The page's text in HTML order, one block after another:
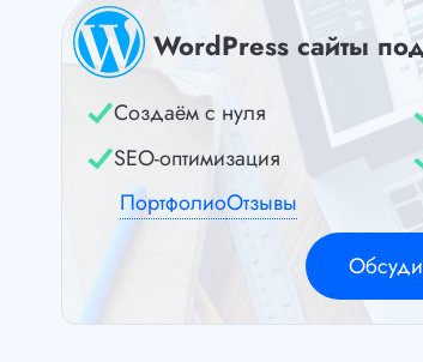
WordPress сайты
Создаём с нуля
SEO-оптимизация
ПортфолиоОтзывы